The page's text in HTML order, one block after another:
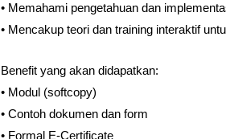
• Memahami pengetahuan dan
• Mencakup teori dan training interaktif
Benefit yang akan didapatkan:
• Modul (softcopy)
• Contoh dokumen dan form
• Formal E-Certificate